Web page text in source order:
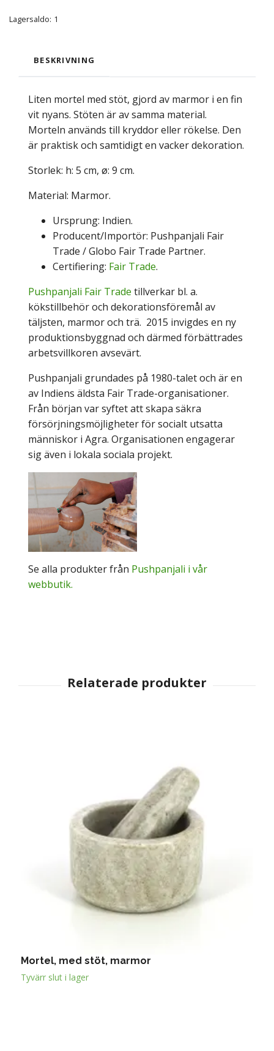
Lagersaldo: 1
BESKRIVNING
Liten mortel med stöt, gjord av marmor i en fin
vit nyans. Stöten är av samma material.
Morteln används till kryddor eller rökelse. Den
är praktisk och samtidigt en vacker dekoration.
Storlek: h: 5 cm, ø: 9 cm.
Material: Marmor.
Ursprung: Indien.
Producent/Importör: Pushpanjali Fair
Trade / Globo Fair Trade Partner.
Certifiering: Fair Trade.
Pushpanjali Fair Trade tillverkar bl. a.
kökstillbehör och dekorationsföremål av
täljsten, marmor och trä. 2015 invigdes en ny
produktionsbyggnad och därmed förbättrades
arbetsvillkoren avsevärt.
Pushpanjali grundades på 1980-talet och är en
av Indiens äldsta Fair Trade-organisationer.
Från början var syftet att skapa säkra
försörjningsmöjligheter för socialt utsatta
människor i Agra. Organisationen engagerar
sig även i lokala sociala projekt.
Se alla produkter från Pushpanjali i vår
webbutik.
Mortel, med stöt, marmor
Tyvärr slut i lager